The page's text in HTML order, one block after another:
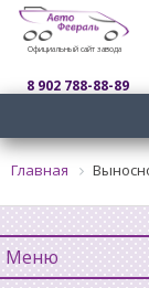
Официальный сайт завода
8 902 788-88-89
Главная
Меню